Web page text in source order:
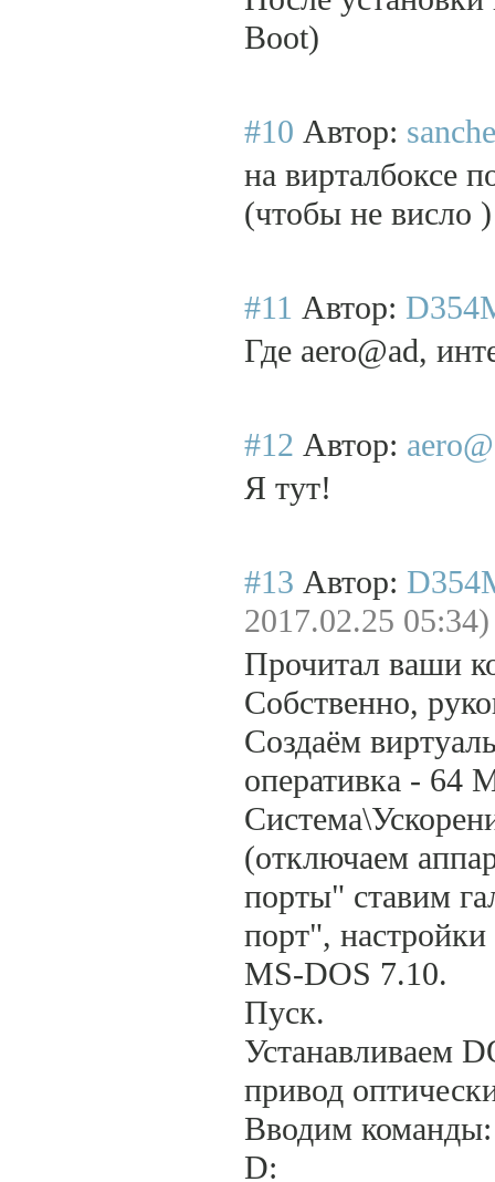
Boot)
#10 Автор:
на вирталбоксе
(чтобы не висло )
#11 Автор:
Где aero@ad,
#12 Автор:
Я тут!
#13 Автор:
2017.02.25 05:34)
Прочитал ваши
Собственно,
Создаём
оперативка - 64
(отключаем
порты" ставим
порт",
MS-DOS 7.10.
Пуск.
Устанавливаем
привод
Вводим команды:
D: